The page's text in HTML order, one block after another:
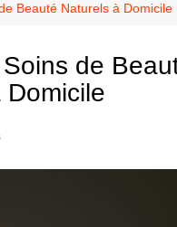
Beauté Naturels à Domicile
de
Domicile